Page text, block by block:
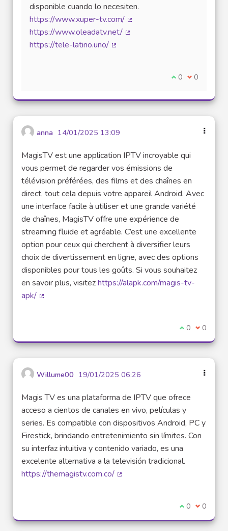
disponible cuando lo necesiten.
https://www.xuper-tv.com/
(Lien externe)
https://www.oleadatv.net/
https://tele-latino.uno/
Je suis d'accord
0 Je ne suis
0
anna 14/01/2025 13:09
MagisTV est une application IPTV incroyable qui
vous permet de regarder vos émissions de
télévision préférées, des films et des chaînes en
direct, tout cela depuis votre appareil Android. Avec
une interface facile à utiliser et une grande variété
de chaînes, MagisTV offre une expérience de
streaming fluide et agréable. C’est une excellente
option pour ceux qui cherchent à diversifier leurs
choix de divertissement en ligne, avec des options
disponibles pour tous les goûts. Si vous souhaitez
en savoir plus, visitezhttps://alapk.com/magis-tv-
apk/
Je suis
0 Je ne
0
Willume00 19/01/2025 06:26
Magis TV es una plataforma de IPTV que ofrece
acceso a cientos de canales en vivo, películas y
series. Es compatible con dispositivos Android, PC y
Firestick, brindando entretenimiento sin límites. Con
su interfaz intuitiva y contenido variado, es una
excelente alternativa a la televisión tradicional.
https://themagistv.com.co/
Je suis
0 Je ne
0